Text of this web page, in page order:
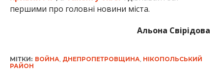
першими про головні новини міста.
Альона Свірідова
МІТКИ: ВОЙНА, ДНЕПРОПЕТРОВЩИНА, НІКОПОЛЬСЬКИЙ
РАЙОН